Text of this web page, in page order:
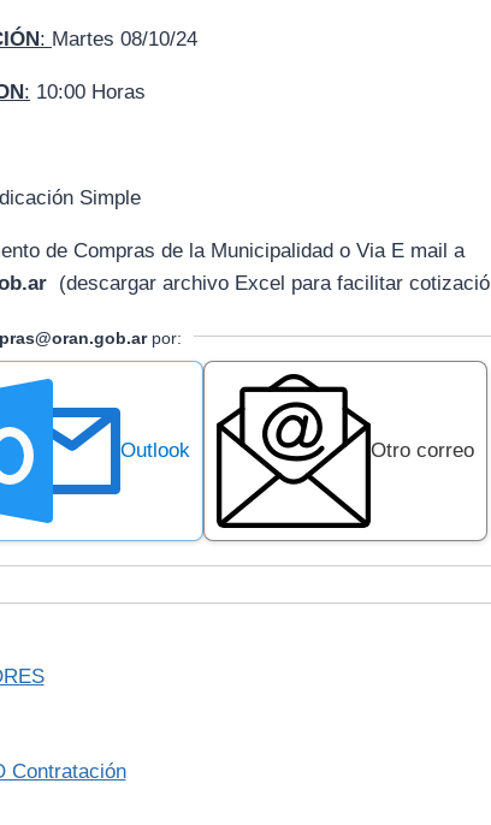
: Martes 08/10/24
: 10:00 Horas
Simple
de Compras de la Municipalidad o Via E mail a
(descargar archivo Excel para facilitar
por:
Outlook Otro correo
Contratación